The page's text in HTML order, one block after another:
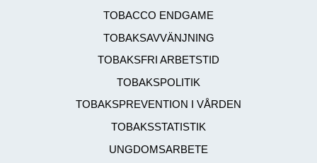
TOBACCO ENDGAME
TOBAKSAVVÄNJNING
TOBAKSFRI ARBETSTID
TOBAKSPOLITIK
TOBAKSPREVENTION I VÅRDEN
TOBAKSSTATISTIK
UNGDOMSARBETE